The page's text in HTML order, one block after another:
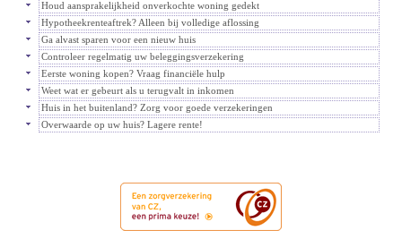
Houd aansprakelijkheid onverkochte woning gedekt
Hypotheekrenteaftrek? Alleen bij volledige aflossing
Ga alvast sparen voor een nieuw huis
Controleer regelmatig uw beleggingsverzekering
Eerste woning kopen? Vraag financiële hulp
Weet wat er gebeurt als u terugvalt in inkomen
Huis in het buitenland? Zorg voor goede verzekeringen
Overwaarde op uw huis? Lagere rente!